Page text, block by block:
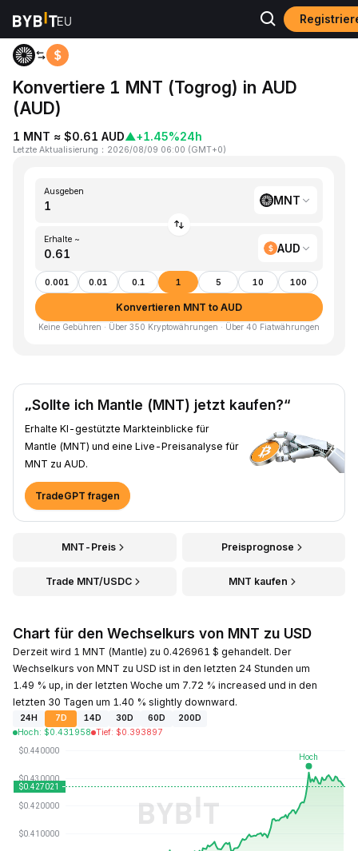
Home MNT to AUD
Konvertiere 1 MNT (Togrog) in AUD
(AUD)
1 MNT ≈ $0.61 AUD▲+1.45%24h
Letzte Aktualisierung ： 2026/08/09 06:00 (GMT+0)
Ausgeben
MNT
Erhalte ~
AUD
0.001 0.01 0.1 1 5 10 100
Konvertieren MNT to AUD
Keine Gebühren · Über 350 Kryptowährungen · Über 40 Fiatwährungen
„Sollte ich Mantle (MNT) jetzt kaufen?“
Erhalte KI-gestützte Markteinblicke für
Mantle (MNT) und eine Live-Preisanalyse für
MNT zu AUD.
TradeGPT fragen
MNT-Preis Preisprognose
Trade MNT/USDC MNT kaufen
Chart für den Wechselkurs von MNT zu USD
Derzeit wird 1 MNT (Mantle) zu 0.426961 $ gehandelt. Der
Wechselkurs von MNT zu USD ist in den letzten 24 Stunden um
1.49 % up, in der letzten Woche um 7.72 % increased und in den
letzten 30 Tagen um 1.40 % slightly downward.
24H 7D 14D 30D 60D
200D
Hoch: $0.431958 Tief: $0.393897